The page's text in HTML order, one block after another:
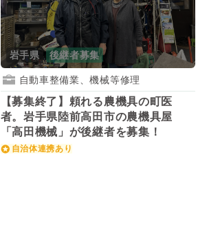
岩手県 後継者募集
自動車整備業、機械等修理
【募集終了】頼れる農機具の町医
者。岩手県陸前高田市の農機具屋
「高田機械」が後継者を募集！
自治体連携あり